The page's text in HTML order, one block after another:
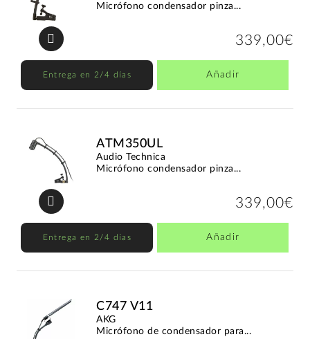
Micrófono condensador pinza...
339,00€
Entrega en 2/4 días Añadir
ATM350UL
Audio Technica
Micrófono condensador pinza...
339,00€
Entrega en 2/4 días Añadir
C747 V11
AKG
Micrófono de condensador para...